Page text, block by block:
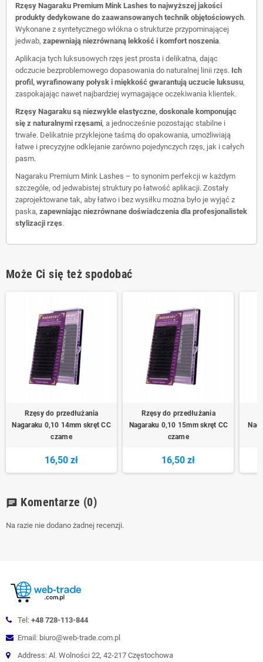
Rzęsy Nagaraku Premium Mink Lashes to najwyższej jakości
produkty dedykowane do zaawansowanych technik objętościowych.
Wykonane z syntetycznego włókna o strukturze przypominającej
jedwab, zapewniają niezrównaną lekkość i komfort noszenia.
Aplikacja tych luksusowych rzęs jest prosta i delikatna, dając
odczucie bezproblemowego dopasowania do naturalnej linii rzęs. Ich
profil, wyrafinowany połysk i miękkość gwarantują uczucie luksusu,
zaspokajając nawet najbardziej wymagające oczekiwania klientek.
Rzęsy Nagaraku są niezwykle elastyczne, doskonale komponując
się z naturalnymi rzęsami, a jednocześnie pozostając stabilne i
trwałe. Delikatnie przyklejone taśmą do opakowania, umożliwiają
łatwe i precyzyjne odklejanie zarówno pojedynczych rzęs, jak i całych
pasm.
Nagaraku Premium Mink Lashes – to synonim perfekcji w każdym
szczególe, od jedwabistej struktury po łatwość aplikacji. Zostały
zaprojektowane tak, aby łatwo i bez wysiłku można było je wyjąć z
paska, zapewniając niezrównane doświadczenia dla profesjonalistek
stylizacji rzęs.
Może Ci się też spodobać
Rzęsy do przedłużania
Nagaraku 0,10 14mm skręt CC
czarne
16,50 zł
Rzęsy do przedłużania
Nagaraku 0,10 15mm skręt CC
czarne
16,50 zł
chat Komentarze (0)
Na razie nie dodano żadnej recenzji.
Tel: +48 728-113-844
Email: biuro@web-trade.com.pl
Address: Al. Wolności 22, 42-217 Częstochowa